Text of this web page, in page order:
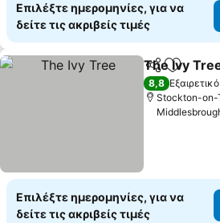
Επιλέξτε ημερομηνίες, για να
δείτε τις ακριβείς τιμές
Κοινοποίηση
The Ivy
8,8 Εξαιρετικό
Stockton-on-
Επιλέξτε ημερομηνίες, για να
δείτε τις ακριβείς τιμές